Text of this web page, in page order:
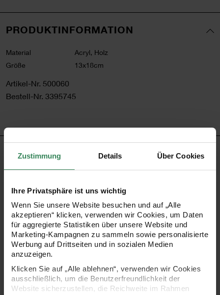
Zustimmung Details Über Cookies
Ihre Privatsphäre ist uns wichtig
Wenn Sie unsere Website besuchen und auf „Alle
akzeptieren“ klicken, verwenden wir Cookies, um Daten
für aggregierte Statistiken über unsere Website und
Marketing-Kampagnen zu sammeln sowie personalisierte
Werbung auf Drittseiten und in sozialen Medien
anzuzeigen.
Klicken Sie auf „Alle ablehnen“, verwenden wir Cookies
ausschließlich, um die Benutzerfreundlichkeit der
Website sicherzustellen, die Reichweite im Rahmen
PRODUKTINFORMATION
Material
Acryl, Holz
Größe
13x18cm
Artikel-Nr. 500060
Bestell-Nr. 3395745
PRODUKTBESCHREIBUNG
und kann als klassischer Bilderrahmen für Fotos oder
Karten genutzt werden, aber auch verschiedene flache
Dekoartikel, wie gepresste Blumen, können für besonders
kreative Dekorationen zwischen den Scheiben eingesetzt
werden. Durch die doppelte Scheibe ergibt sich ein Effekt,
als würden die eingesetzten Dekorationen schweben.
Beim Einsetzen muss man darauf achten, dass die